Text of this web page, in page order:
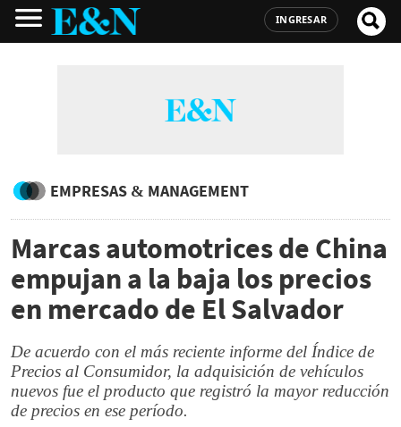
INGRESAR
EMPRESAS & MANAGEMENT
Marcas automotrices de China
empujan a la baja los precios
en mercado de El Salvador
De acuerdo con el más reciente informe del Índice de
Precios al Consumidor, la adquisición de vehículos
nuevos fue el producto que registró la mayor reducción
de precios en ese período.